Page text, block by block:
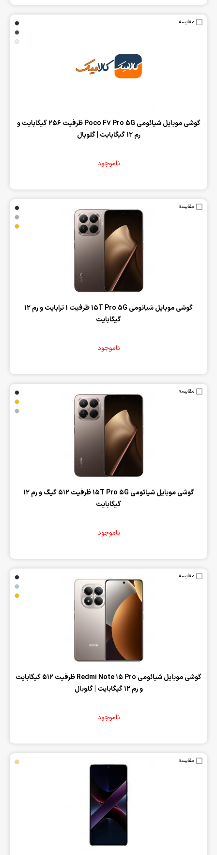
مقایسه
‌گوشی موبایل شیائومی Poco F7 Pro 5G ظرفیت 256 گیگابایت و
رم 12 گیگابایت | گلوبال
ناموجود
مقایسه
‌گوشی موبایل شیائومی 15T Pro 5G ظرفیت 1 ترابایت و رم 12
گیگابایت
ناموجود
مقایسه
‌گوشی موبایل شیائومی 15T Pro 5G ظرفیت 512 گیگ و رم 12
گیگابایت
ناموجود
مقایسه
‌گوشی موبایل شیائومی Redmi Note 15 Pro ظرفیت 512 گیگابایت
و رم 12 گیگابایت | گلوبال
ناموجود
مقایسه